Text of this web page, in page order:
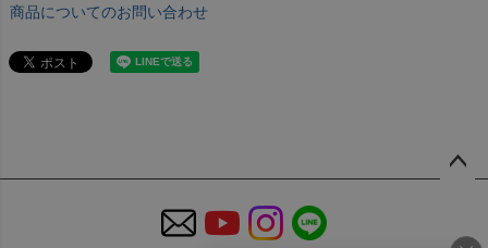
商品についてのお問い合わせ
ップ